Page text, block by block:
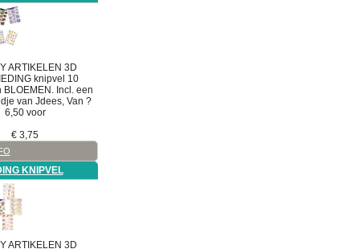
ARTIKELEN 3D
knipvel 10
BLOEMEN. Incl. een
van Jdees, Van ?
6,50 voor
€3,75
KNIPVEL
ARTIKELEN 3D